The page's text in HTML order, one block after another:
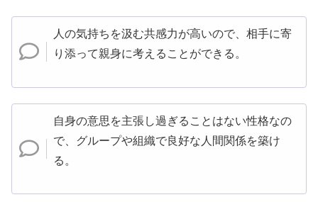
人の気持ちを汲む共感力が高いので、相手に寄
り添って親身に考えることができる。
自身の意思を主張し過ぎることはない性格なの
で、グループや組織で良好な人間関係を築け
る。